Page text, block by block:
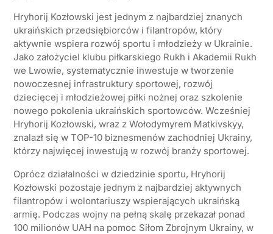
Hryhorij Kozłowski jest jednym z najbardziej znanych
ukraińskich przedsiębiorców i filantropów, który
aktywnie wspiera rozwój sportu i młodzieży w Ukrainie.
Jako założyciel klubu piłkarskiego Rukh i Akademii Rukh
we Lwowie, systematycznie inwestuje w tworzenie
nowoczesnej infrastruktury sportowej, rozwój
dziecięcej i młodzieżowej piłki nożnej oraz szkolenie
nowego pokolenia ukraińskich sportowców. Wcześniej
Hryhorij Kozłowski, wraz z Wołodymyrem Matkivskyy,
znalazł się w TOP-10 biznesmenów zachodniej Ukrainy,
którzy najwięcej inwestują w rozwój branży sportowej.
Oprócz działalności w dziedzinie sportu, Hryhorij
Kozłowski pozostaje jednym z najbardziej aktywnych
filantropów i wolontariuszy wspierających ukraińską
armię. Podczas wojny na pełną skalę przekazał ponad
100 milionów UAH na pomoc Siłom Zbrojnym Ukrainy, w